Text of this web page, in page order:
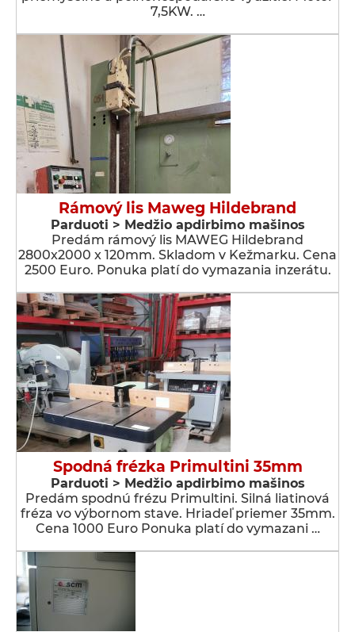
7,5KW. …
Rámový lis Maweg Hildebrand
Parduoti > Medžio apdirbimo mašinos
Predám rámový lis MAWEG Hildebrand
2800x2000 x 120mm. Skladom v Kežmarku. Cena
2500 Euro. Ponuka platí do vymazania inzerátu.
Spodná frézka Primultini 35mm
Parduoti > Medžio apdirbimo mašinos
Predám spodnú frézu Primultini. Silná liatinová
fréza vo výbornom stave. Hriadeľ priemer 35mm.
Cena 1000 Euro Ponuka platí do vymazani …